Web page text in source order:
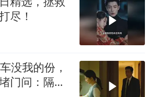
尽！
没我的份，
门问：隔壁